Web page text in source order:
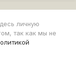
личную
так как мы не